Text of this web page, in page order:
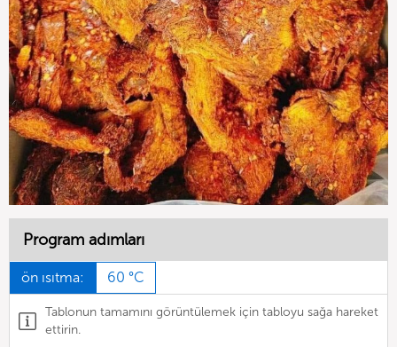
Program adımları
ön ısıtma: 60 °C
Tablonun tamamını görüntülemek için tabloyu sağa hareket
ettirin.